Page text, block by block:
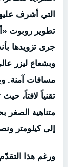
التي أشرف
تطوير روبوت
جرى تزويدها
وبشعاع ليزر
مسافات آمنة.
تقنياً لافتاً،
متناهية
إلى كيلومتر
ورغم هذا